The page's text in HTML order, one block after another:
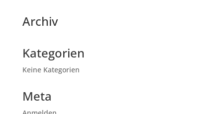
Archiv
Kategorien
Keine Kategorien
Meta